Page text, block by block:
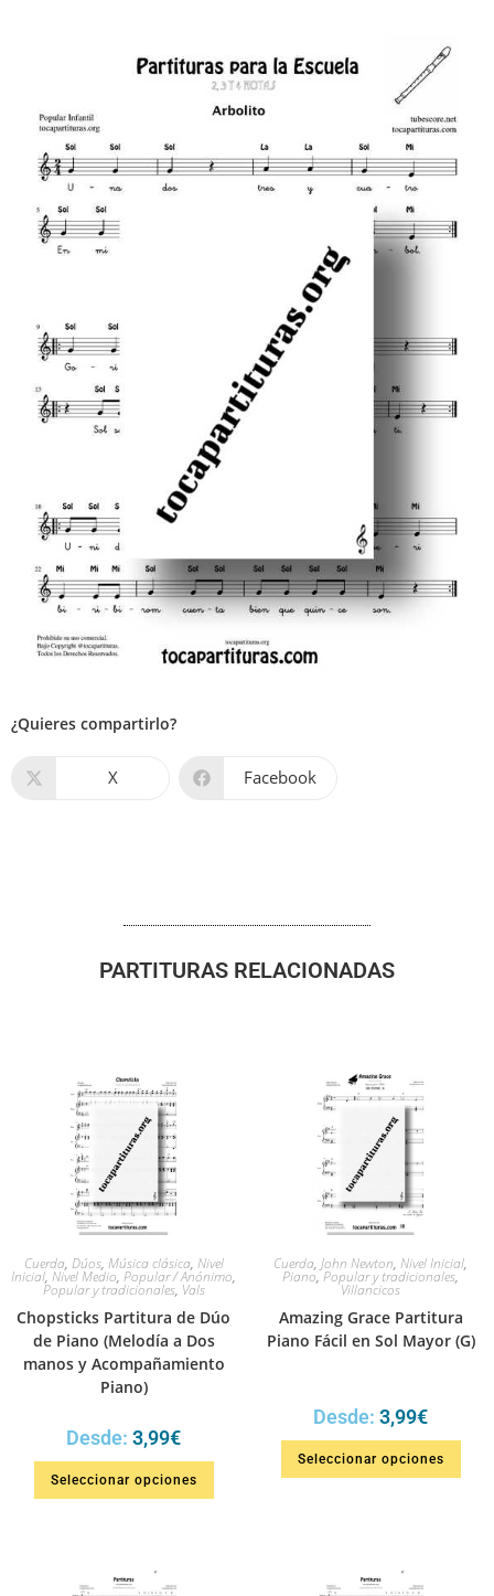
¿Quieres compartirlo?
X Facebook
PARTITURAS RELACIONADAS
Cuerda, Dúos, Música clásica, Nivel
Inicial, Nivel Medio, Popular / Anónimo,
Popular y tradicionales, Vals
Chopsticks Partitura de Dúo
de Piano (Melodía a Dos
manos y Acompañamiento
Piano)
Desde: 3,99€
Seleccionar opciones
Cuerda, John Newton, Nivel Inicial,
Piano,Popular y tradicionales,
Villancicos
Amazing Grace Partitura
Piano Fácil en Sol Mayor (G)
Desde: 3,99€
Seleccionar opciones